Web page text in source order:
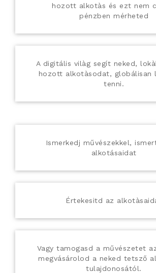
hozott alkotàs és ezt nem
pénzben mérheted
A digitális vilàg segít neked,
hozott alkotàsodat, globálisan
tenni.
Ismerkedj művészekkel,
alkotásaidat
Értekesitd az
Vagy tamogasd a művészetet
megvásárolod a neked tetsző
tulajdonosától.